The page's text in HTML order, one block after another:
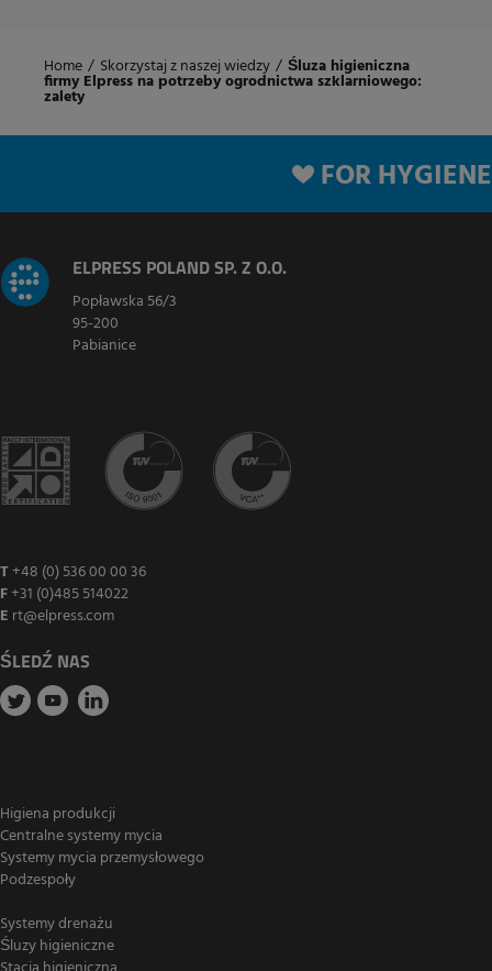
Home / Skorzystaj z naszej wiedzy / Śluza higieniczna
firmy Elpress na potrzeby ogrodnictwa szklarniowego:
zalety
FOR HYGIENE
ELPRESS POLAND SP. Z O.O.
Popławska 56/3
95-200
Pabianice
T +48 (0) 536 00 00 36
F+31 (0)485 514022
E rt@elpress.com
ŚLEDŹ NAS
Higiena produkcji
Centralne systemy mycia
Systemy mycia przemysłowego
Podzespoły
Systemy drenażu
Śluzy higieniczne